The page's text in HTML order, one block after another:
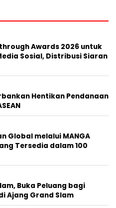
Awards 2026 untuk
Sosial, Distribusi Siaran
Hentikan Pendanaan
Global melalui MANGA
Tersedia dalam 100
Buka Peluang bagi
Ajang Grand Slam